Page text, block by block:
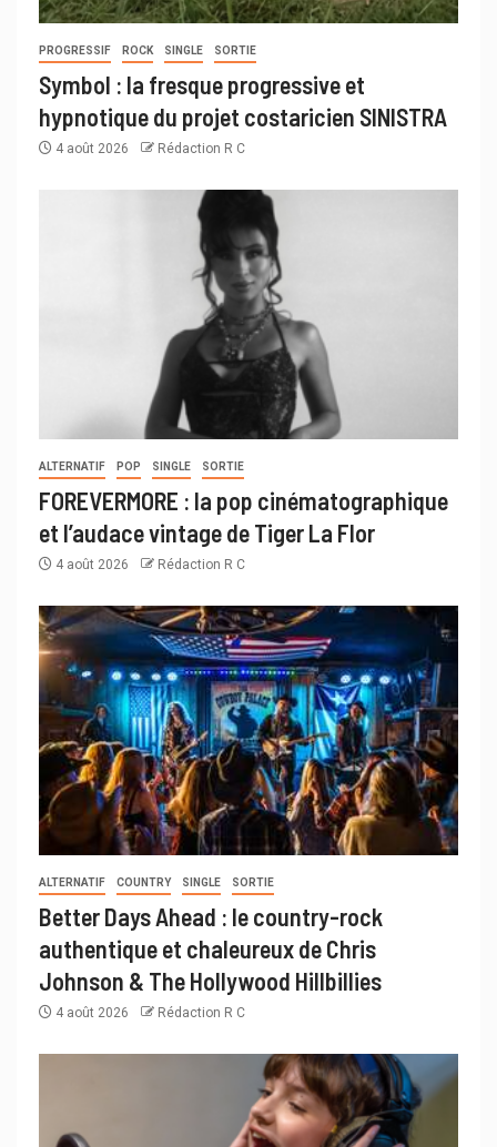
PROGRESSIF ROCK SINGLE SORTIE
Symbol : la fresque progressive et
hypnotique du projet costaricien SINISTRA
4 août 2026 Rédaction R C
ALTERNATIF POP SINGLE SORTIE
FOREVERMORE : la pop cinématographique
et l’audace vintage de Tiger La Flor
4 août 2026 Rédaction R C
ALTERNATIF COUNTRY SINGLE SORTIE
Better Days Ahead : le country-rock
authentique et chaleureux de Chris
Johnson & The Hollywood Hillbillies
4 août 2026 Rédaction R C